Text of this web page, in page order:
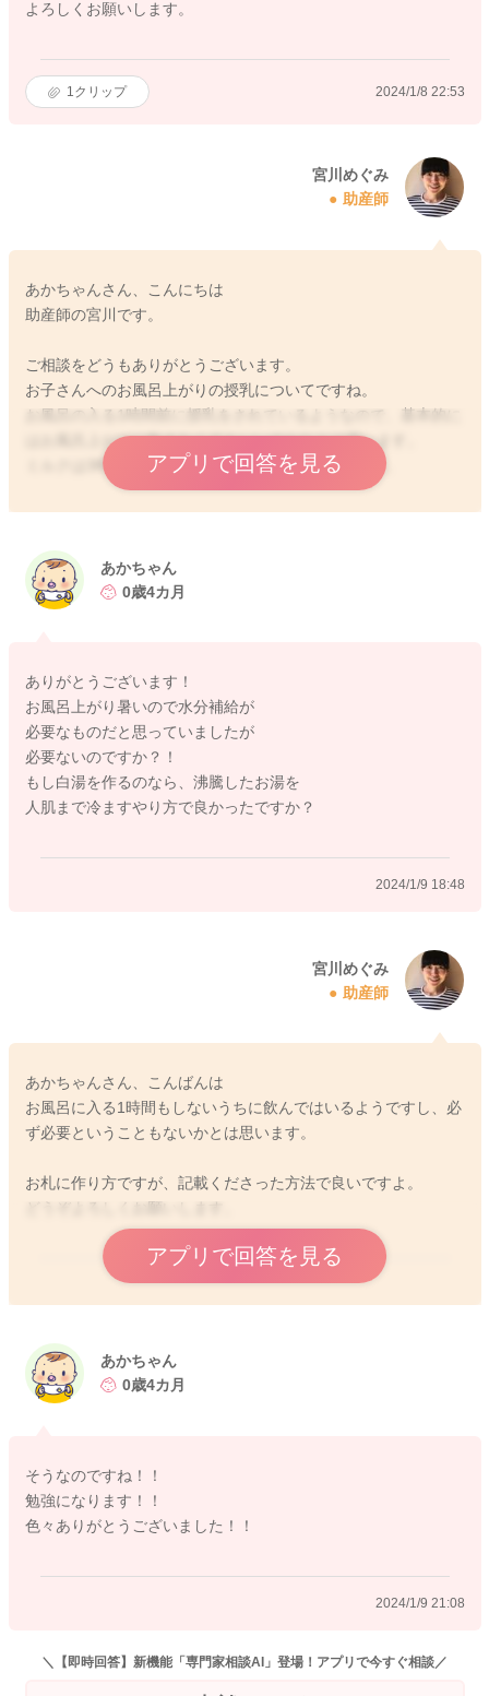
よろしくお願いします。
1 クリップ 2024/1/8 22:53
宮川めぐみ
助産師
あかちゃんさん、こんにちは
助産師の宮川です。
ご相談をどうもありがとうございます。
お子さんへのお風呂上がりの授乳についてですね。
お風呂の入る1時間前に授乳をされているようなので、基本的に
はお風呂上がりに飲まなくてもいいのかなとは思います。
ミルクは3時間開けていただく方が良いかと思います。
どうしても何か水分をということでしたら、20ml程度お白湯を
基本的には不要とされていますが、どうしても水分補給をさせ
てあげたいということでしたら、哺乳に支障のない程度に少量
アプリで回答を見る
あかちゃん
0歳4カ月
ありがとうございます！
お風呂上がり暑いので水分補給が
必要なものだと思っていましたが
必要ないのですか？！
もし白湯を作るのなら、沸騰したお湯を
人肌まで冷ますやり方で良かったですか？
2024/1/9 18:48
宮川めぐみ
助産師
あかちゃんさん、こんばんは
お風呂に入る1時間もしないうちに飲んではいるようですし、必
ず必要ということもないかとは思います。
お札に作り方ですが、記載くださった方法で良いですよ。
どうぞよろしくお願いします。
アプリで回答を見る
2024/1/9 20:32
あかちゃん
0歳4カ月
そうなのですね！！
勉強になります！！
色々ありがとうございました！！
2024/1/9 21:08
＼【即時回答】新機能「専門家相談AI」登場！アプリで今すぐ相談／